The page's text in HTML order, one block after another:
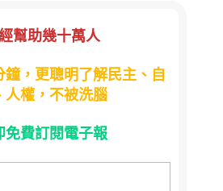
幫助幾十萬人
鐘，更聰明了解民主、自
人權，不被洗腦
免費訂閱電子報